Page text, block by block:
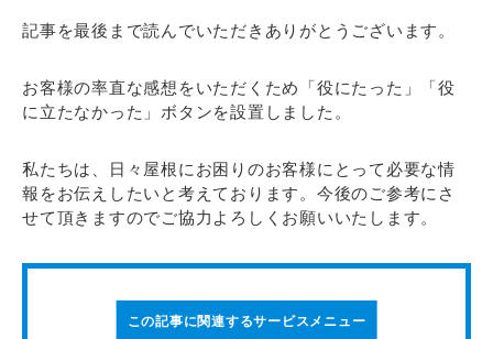
記事を最後まで読んでいただきありがとうございます。
お客様の率直な感想をいただくため「役にたった」「役
に立たなかった」ボタンを設置しました。
私たちは、日々屋根にお困りのお客様にとって必要な情
報をお伝えしたいと考えております。今後のご参考にさ
せて頂きますのでご協力よろしくお願いいたします。
この記事に関連するサービスメニュー